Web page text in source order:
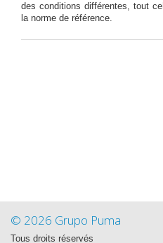
des conditions différentes, tout
la norme de référence.
© 2026 Grupo Puma
Tous droits réservés